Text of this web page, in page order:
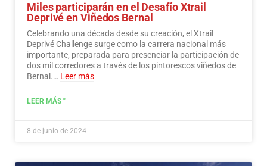
Miles participarán en el Desafío Xtrail
Deprivé en Viñedos Bernal
Celebrando una década desde su creación, el Xtrail
Deprivé Challenge surge como la carrera nacional más
importante, preparada para presenciar la participación de
dos mil corredores a través de los pintorescos viñedos de
Bernal.… Leer más
LEER MÁS "
8 de junio de 2024